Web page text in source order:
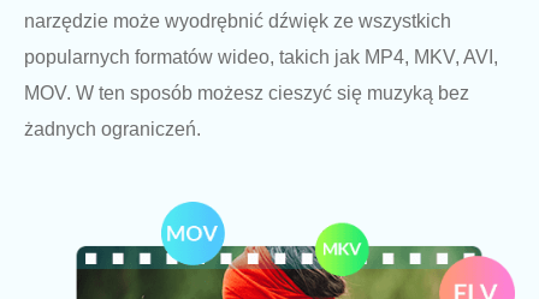
narzędzie może wyodrębnić dźwięk ze wszystkich
popularnych formatów wideo, takich jak MP4, MKV, AVI,
MOV. W ten sposób możesz cieszyć się muzyką bez
żadnych ograniczeń.